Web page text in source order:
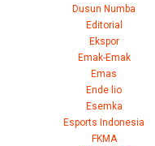
Dusun Numba
Editorial
Ekspor
Emak-Emak
Emas
Ende lio
Esemka
Esports Indonesia
FKMA